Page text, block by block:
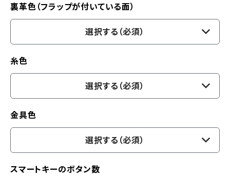
裏革色（フラップが付いている面）
選択する（必須）
糸色
選択する（必須）
金具色
選択する（必須）
スマートキーのボタン数